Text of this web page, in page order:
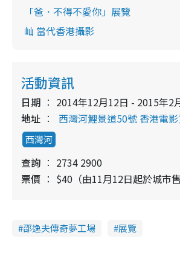
「爸．不得不愛你」展覽
屾 當代香港攝影
活動資訊
日期
2014年12月12日 - 2015年2
地址
西灣河鯉景道50號 香港電
西灣河
查詢
2734 2900
票價
$40（由11月12日起於城市售
邵逸夫傳奇夢工場 展覽